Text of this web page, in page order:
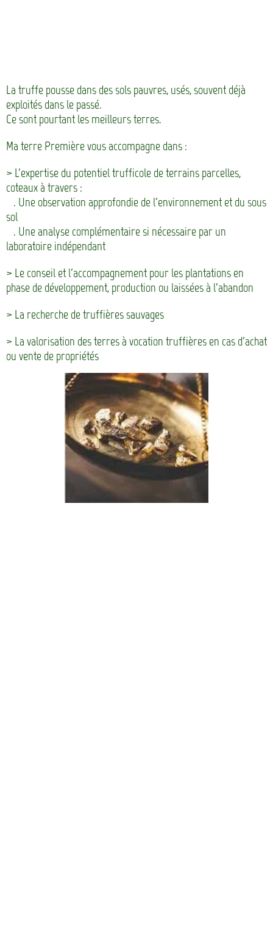
La truffe pousse dans des sols pauvres, usés, souvent déjà
exploités dans le passé.
Ce sont pourtant les meilleurs terres.
Ma terre Première vous accompagne dans :
> L'expertise du potentiel trufficole de terrains parcelles,
coteaux à travers :
. Une observation approfondie de l'environnement et du sous
sol
. Une analyse complémentaire si nécessaire par un
laboratoire indépendant
> Le conseil et l'accompagnement pour les plantations en
phase de développement, production ou laissées à l'abandon
> La recherche de truffières sauvages
> La valorisation des terres à vocation truffières en cas d'achat
ou vente de propriétés